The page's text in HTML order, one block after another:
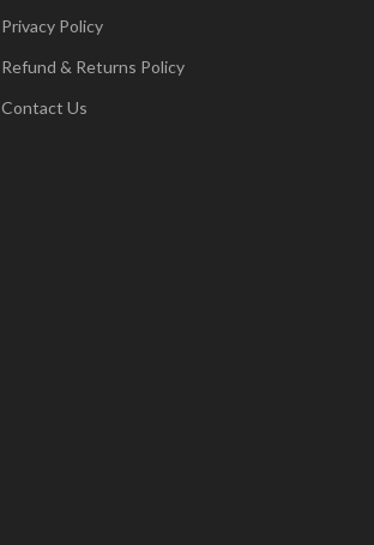
Privacy Policy
Refund & Returns Policy
Contact Us